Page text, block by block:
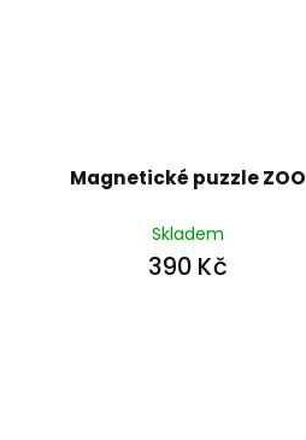
Magnetické puzzle ZOO
Skladem
390 Kč